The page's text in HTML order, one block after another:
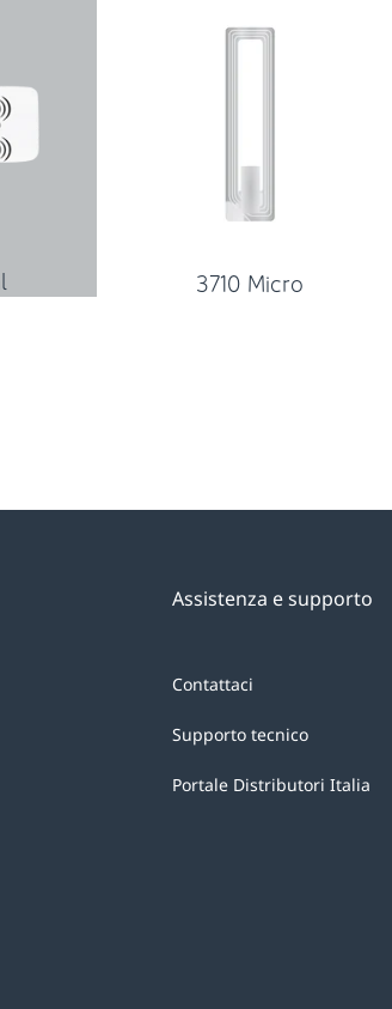
Assistenza e supporto
Contattaci
Supporto tecnico
Portale Distributori Italia